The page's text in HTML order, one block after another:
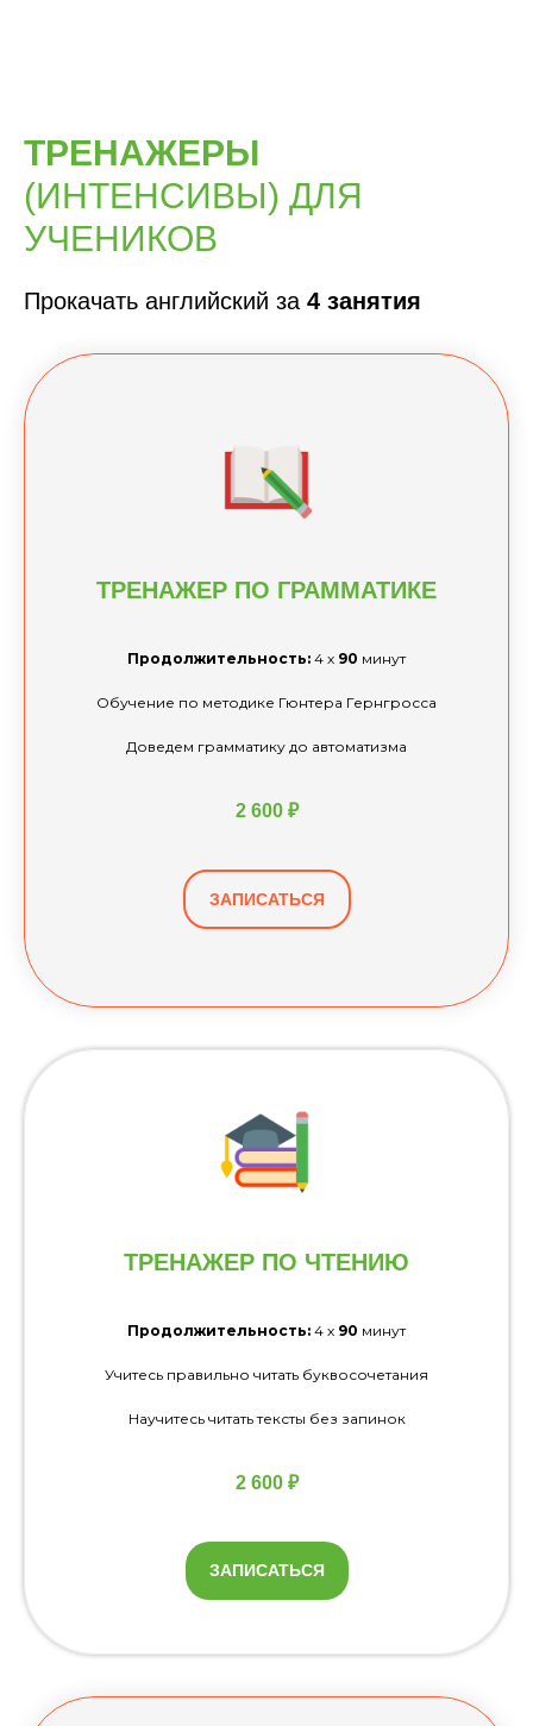
ТРЕНАЖЕРЫ
(ИНТЕНСИВЫ) ДЛЯ
УЧЕНИКОВ
Прокачать английский за 4 занятия
ТРЕНАЖЕР ПО ГРАММАТИКЕ
Продолжительность: 4 х 90 минут
Обучение по методике Гюнтера Гернгросса
Доведем грамматику до автоматизма
2 600 ₽
ЗАПИСАТЬСЯ
ТРЕНАЖЕР ПО ЧТЕНИЮ
Продолжительность: 4 х 90 минут
Учитесь правильно читать буквосочетания
Научитесь читать тексты без запинок
2 600 ₽
ЗАПИСАТЬСЯ